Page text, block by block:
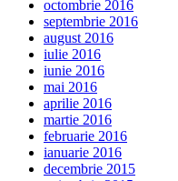
octombrie 2016
septembrie 2016
august 2016
iulie 2016
iunie 2016
mai 2016
aprilie 2016
martie 2016
februarie 2016
ianuarie 2016
decembrie 2015